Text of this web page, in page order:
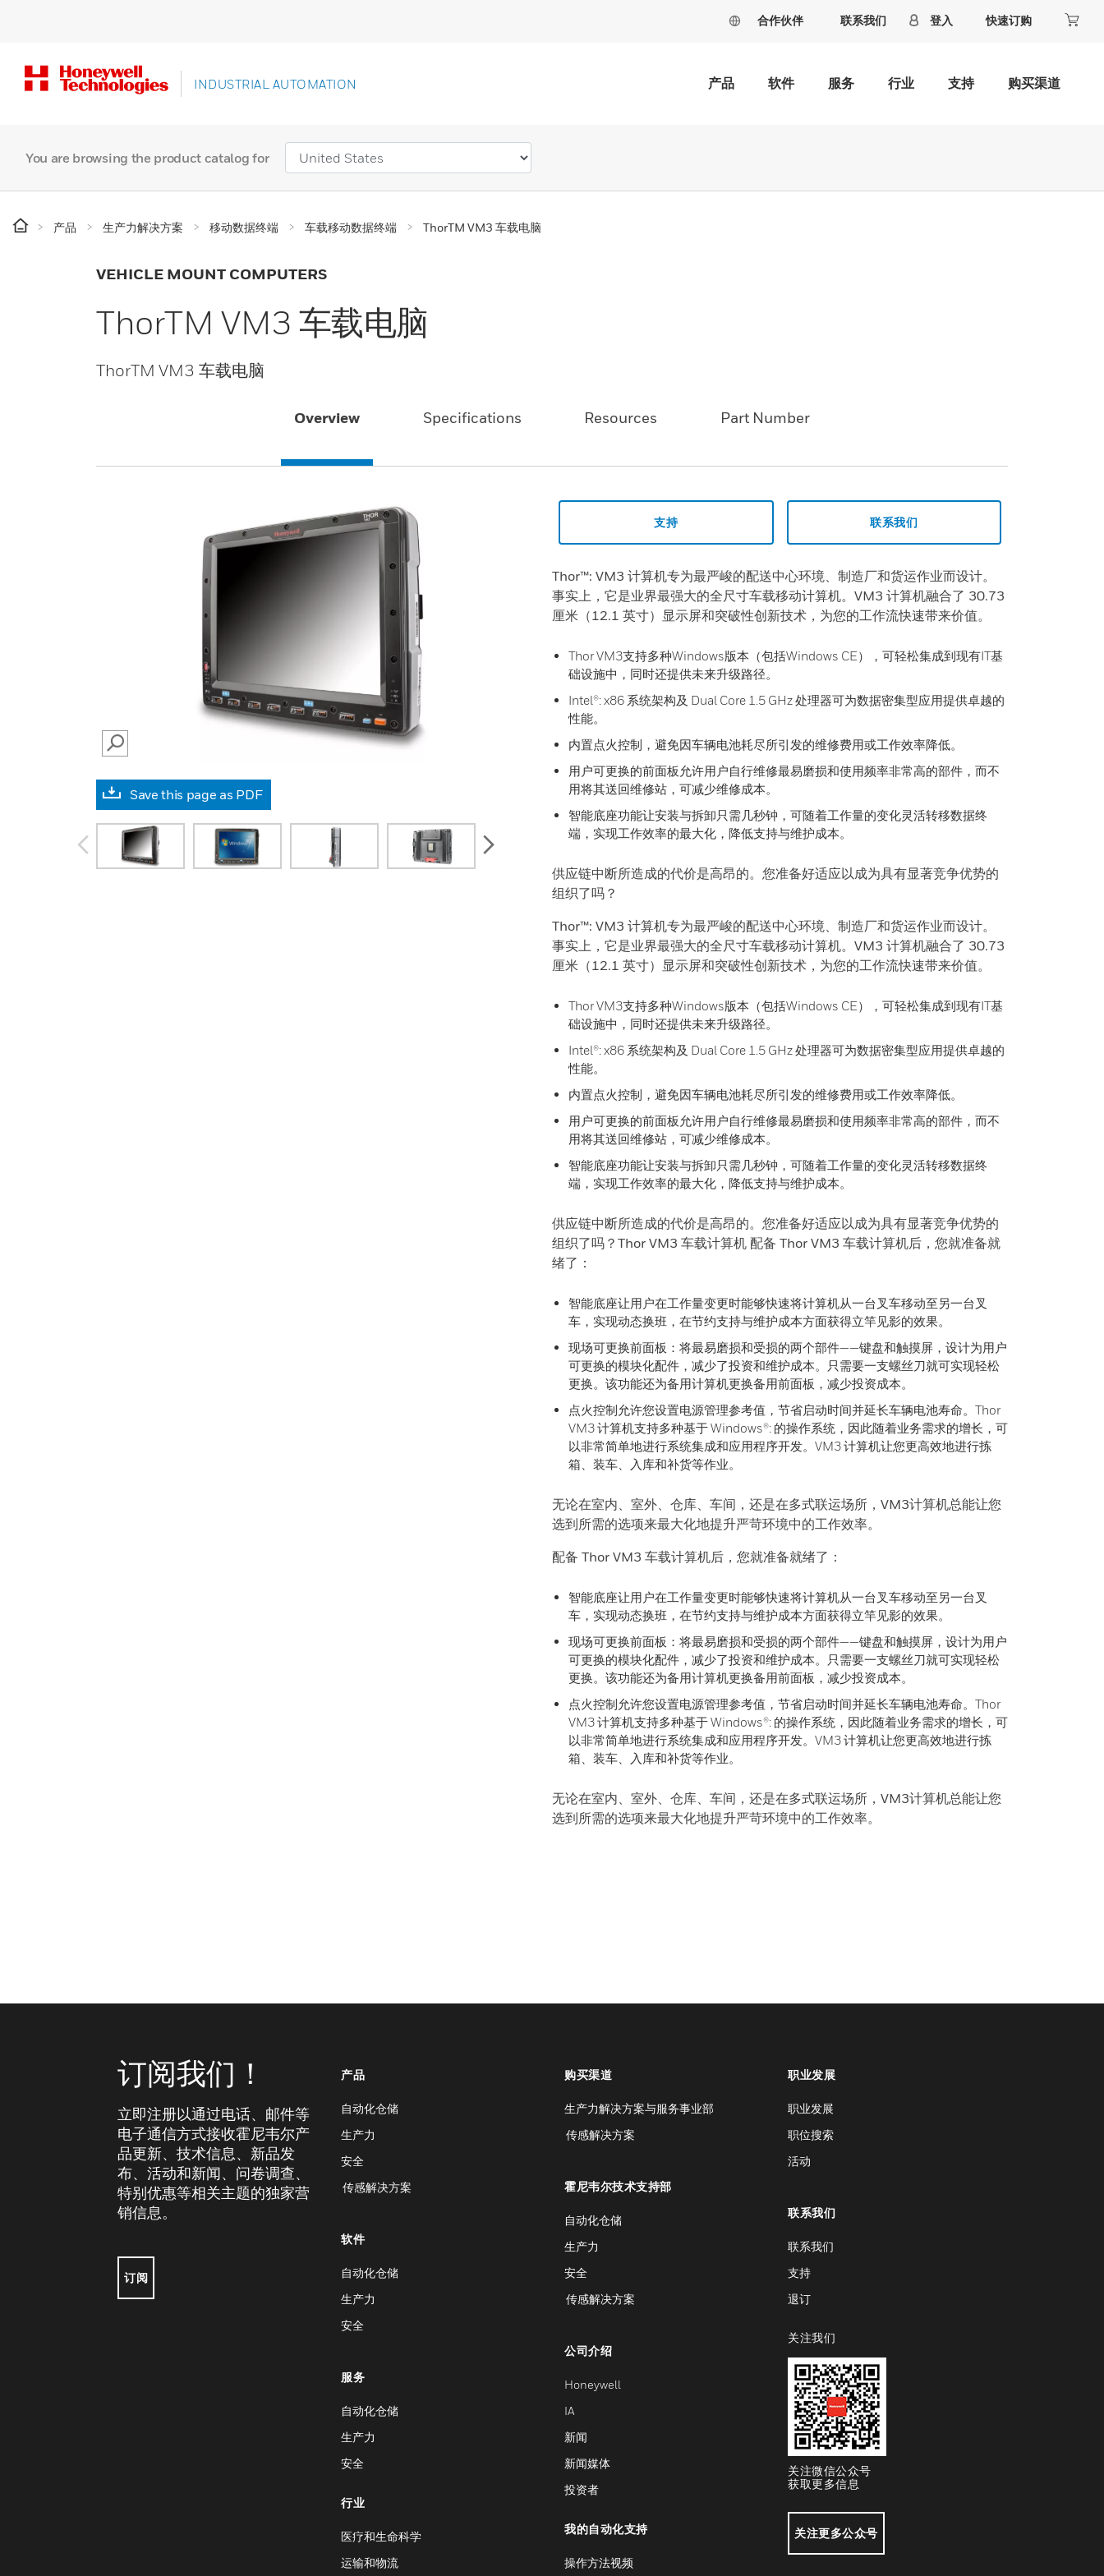
合作伙伴 联系我们 登入 快速订购
INDUSTRIAL AUTOMATION 产品 软件 服务 行业 支持 购买渠道
You are browsing the product catalog for
产品 生产力解决方案 移动数据终端 车载移动数据终端 ThorTM VM3 车载电脑
VEHICLE MOUNT COMPUTERS
ThorTM VM3 车载电脑
ThorTM VM3 车载电脑
Overview Specifications Resources Part Number
SEARCH
Save this page as PDF
prev
支持 联系我们
Thor™: VM3 计算机专为最严峻的配送中心环境、制造厂和货运作业而设计。
事实上，它是业界最强大的全尺寸车载移动计算机。VM3 计算机融合了 30.73
厘米（12.1 英寸）显示屏和突破性创新技术，为您的工作流快速带来价值。
Thor VM3支持多种Windows版本（包括Windows CE），可轻松集成到现有IT基
础设施中，同时还提供未来升级路径。
Intel®: x86 系统架构及 Dual Core 1.5 GHz 处理器可为数据密集型应用提供卓越的
性能。
内置点火控制，避免因车辆电池耗尽所引发的维修费用或工作效率降低。
用户可更换的前面板允许用户自行维修最易磨损和使用频率非常高的部件，而不
用将其送回维修站，可减少维修成本。
智能底座功能让安装与拆卸只需几秒钟，可随着工作量的变化灵活转移数据终
端，实现工作效率的最大化，降低支持与维护成本。
供应链中断所造成的代价是高昂的。您准备好适应以成为具有显著竞争优势的
组织了吗？
Thor™: VM3 计算机专为最严峻的配送中心环境、制造厂和货运作业而设计。
事实上，它是业界最强大的全尺寸车载移动计算机。VM3 计算机融合了 30.73
厘米（12.1 英寸）显示屏和突破性创新技术，为您的工作流快速带来价值。
Thor VM3支持多种Windows版本（包括Windows CE），可轻松集成到现有IT基
础设施中，同时还提供未来升级路径。
Intel®: x86 系统架构及 Dual Core 1.5 GHz 处理器可为数据密集型应用提供卓越的
性能。
内置点火控制，避免因车辆电池耗尽所引发的维修费用或工作效率降低。
用户可更换的前面板允许用户自行维修最易磨损和使用频率非常高的部件，而不
用将其送回维修站，可减少维修成本。
智能底座功能让安装与拆卸只需几秒钟，可随着工作量的变化灵活转移数据终
端，实现工作效率的最大化，降低支持与维护成本。
供应链中断所造成的代价是高昂的。您准备好适应以成为具有显著竞争优势的
组织了吗？Thor VM3 车载计算机 配备 Thor VM3 车载计算机后，您就准备就
绪了：
智能底座让用户在工作量变更时能够快速将计算机从一台叉车移动至另一台叉
车，实现动态换班，在节约支持与维护成本方面获得立竿见影的效果。
现场可更换前面板：将最易磨损和受损的两个部件——键盘和触摸屏，设计为用户
可更换的模块化配件，减少了投资和维护成本。只需要一支螺丝刀就可实现轻松
更换。该功能还为备用计算机更换备用前面板，减少投资成本。
点火控制允许您设置电源管理参考值，节省启动时间并延长车辆电池寿命。Thor
VM3 计算机支持多种基于 Windows®: 的操作系统，因此随着业务需求的增长，可
以非常简单地进行系统集成和应用程序开发。VM3 计算机让您更高效地进行拣
箱、装车、入库和补货等作业。
无论在室内、室外、仓库、车间，还是在多式联运场所，VM3计算机总能让您
选到所需的选项来最大化地提升严苛环境中的工作效率。
配备 Thor VM3 车载计算机后，您就准备就绪了：
智能底座让用户在工作量变更时能够快速将计算机从一台叉车移动至另一台叉
车，实现动态换班，在节约支持与维护成本方面获得立竿见影的效果。
现场可更换前面板：将最易磨损和受损的两个部件——键盘和触摸屏，设计为用户
可更换的模块化配件，减少了投资和维护成本。只需要一支螺丝刀就可实现轻松
更换。该功能还为备用计算机更换备用前面板，减少投资成本。
点火控制允许您设置电源管理参考值，节省启动时间并延长车辆电池寿命。Thor
VM3 计算机支持多种基于 Windows®: 的操作系统，因此随着业务需求的增长，可
以非常简单地进行系统集成和应用程序开发。VM3 计算机让您更高效地进行拣
箱、装车、入库和补货等作业。
无论在室内、室外、仓库、车间，还是在多式联运场所，VM3计算机总能让您
选到所需的选项来最大化地提升严苛环境中的工作效率。
订阅我们！
立即注册以通过电话、邮件等
电子通信方式接收霍尼韦尔产
品更新、技术信息、新品发
布、活动和新闻、问卷调查、
特别优惠等相关主题的独家营
销信息。
订阅
产品
自动化仓储
生产力
安全
传感解决方案
软件
自动化仓储
生产力
安全
服务
自动化仓储
生产力
安全
行业
医疗和生命科学
运输和物流
购买渠道
生产力解决方案与服务事业部
传感解决方案
霍尼韦尔技术支持部
自动化仓储
生产力
安全
传感解决方案
公司介绍
Honeywell
IA
新闻
新闻媒体
投资者
我的自动化支持
操作方法视频
职业发展
职业发展
职位搜索
活动
联系我们
联系我们
支持
退订
关注我们
关注微信公众号
获取更多信息
关注更多公众号